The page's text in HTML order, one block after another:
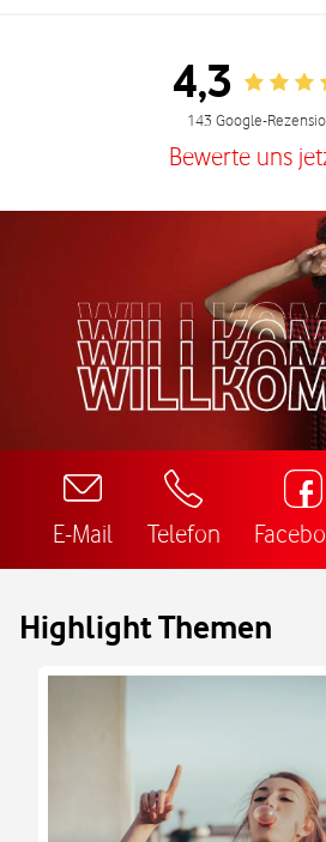
4,3 Rating 4.3
143 Google-
Bewerte uns
E-Mail Telefon
Highlight Themen